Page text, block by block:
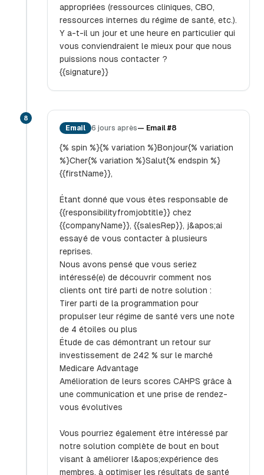
appropriées (ressources cliniques, CBO,
ressources internes du régime de santé, etc.).
Y a-t-il un jour et une heure en particulier qui
vous conviendraient le mieux pour que nous
puissions nous contacter ?
{{signature}}
8
Email 6 jours après— Email #8
{% spin %}{% variation %}Bonjour{% variation
%}Cher{% variation %}Salut{% endspin %}
{{firstName}},
Étant donné que vous êtes responsable de
{{responsibilityfromjobtitle}} chez
{{companyName}}, {{salesRep}}, j&apos;ai
essayé de vous contacter à plusieurs
reprises.
Nous avons pensé que vous seriez
intéressé(e) de découvrir comment nos
clients ont tiré parti de notre solution :
Tirer parti de la programmation pour
propulser leur régime de santé vers une note
de 4 étoiles ou plus
Étude de cas démontrant un retour sur
investissement de 242 % sur le marché
Medicare Advantage
Amélioration de leurs scores CAHPS grâce à
une communication et une prise de rendez-
vous évolutives
Vous pourriez également être intéressé par
notre solution complète de bout en bout
visant à améliorer l&apos;expérience des
membres, à optimiser les résultats de santé